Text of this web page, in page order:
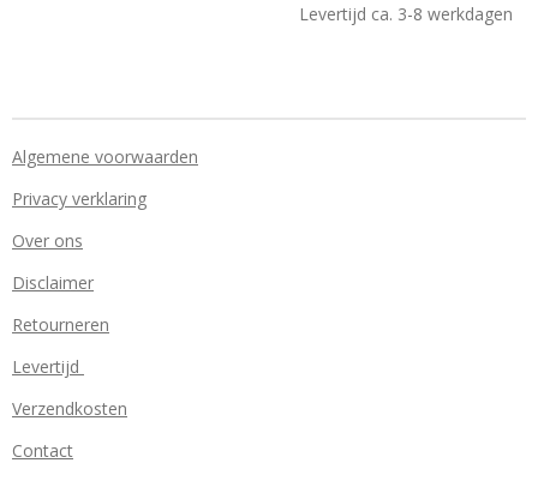
Levertijd ca. 3-8 werkdagen
Algemene voorwaarden
Privacy verklaring
Over ons
Disclaimer
Retourneren
Levertijd
Verzendkosten
Contact